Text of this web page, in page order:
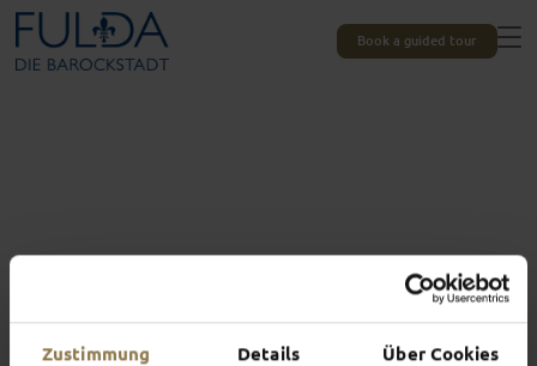
Zustimmung Details Über Cookies
Book a guided tour